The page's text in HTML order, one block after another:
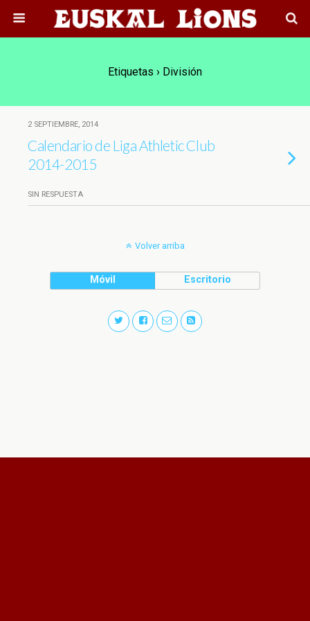
Etiquetas › División
2 SEPTIEMBRE, 2014
Calendario de Liga Athletic Club
2014-2015
SIN RESPUESTA
Volver arriba
Móvil Escritorio